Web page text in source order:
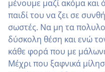
μένουμε μαζί ακόμα και
παιδί του να ζει σε
σωστές. Να μη τα
δύσκολη θέση και ενώ
κάθε φορά που με
Μέχρι που ξαφνικά